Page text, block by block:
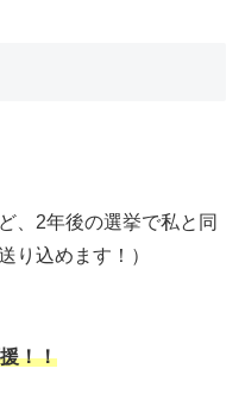
、2年後の選挙で私と同
り込めます！）
！！